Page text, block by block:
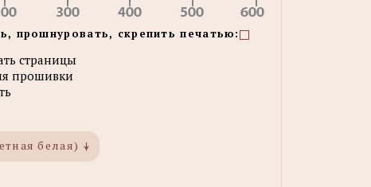
прошнуровать, скрепить печатью:
страницы
прошивки
белая)